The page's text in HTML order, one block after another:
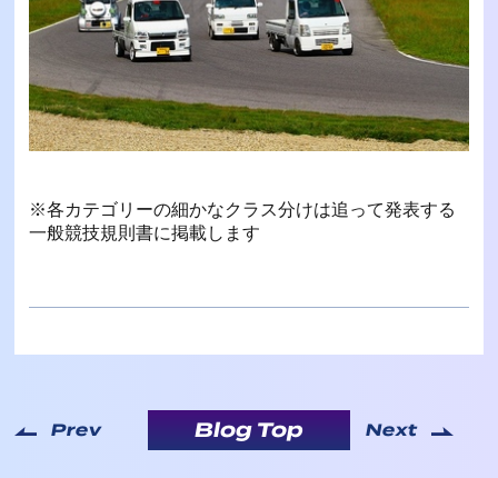
※各カテゴリーの細かなクラス分けは追って発表する
一般競技規則書に掲載します
Prev Blog Top Next